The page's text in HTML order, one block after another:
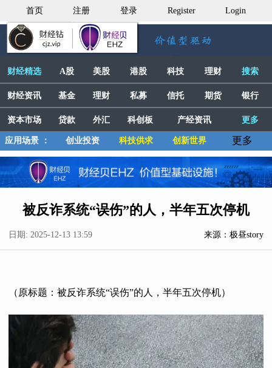
首页 注册 登录 Register Login
财经精选 A股 美股 港股 科技 理财 搜索
财经资讯 基金 理财 私募 信托 期货 银行
资本市场 贷款 外汇 科创板 产经资讯 更多
应用场景 ： 创业投资 科技供求 创新世界 更多
被反诈系统“误伤”的人，半年五次停机
日期: 2025-12-13 13:59 来源：极昼story
（原标题： 被反诈系统“误伤”的人，半年五次停机）